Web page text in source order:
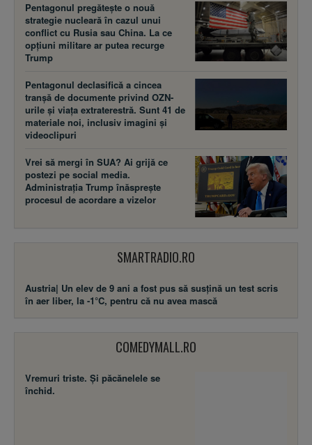
Pentagonul pregătește o nouă
strategie nucleară în cazul unui
conflict cu Rusia sau China. La ce
opțiuni militare ar putea recurge
Trump
Pentagonul declasifică a cincea
tranșă de documente privind OZN-
urile și viața extraterestră. Sunt 41 de
materiale noi, inclusiv imagini și
videoclipuri
Vrei să mergi în SUA? Ai grijă ce
postezi pe social media.
Administrația Trump înăsprește
procesul de acordare a vizelor
SMARTRADIO.RO
Austria| Un elev de 9 ani a fost pus să susţină un test scris
în aer liber, la -1°C, pentru că nu avea mască
COMEDYMALL.RO
Vremuri triste. Şi păcănelele se
închid.